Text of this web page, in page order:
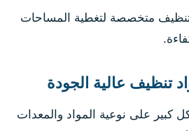
متخصصة لتغطية المساحات
تنظيف عالية الجودة
كبير على نوعية المواد والمعدات